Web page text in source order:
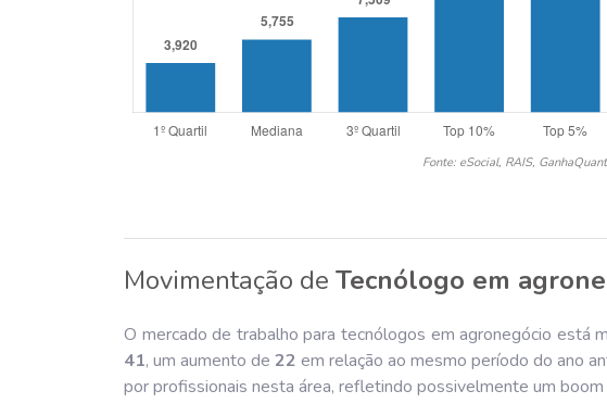
Fonte: eSocial, RAIS,
Movimentação de Tecnólogo em
O mercado de trabalho para tecnólogos em agronegócio está
41, um aumento de 22 em relação ao mesmo período do ano
por profissionais nesta área, refletindo possivelmente um